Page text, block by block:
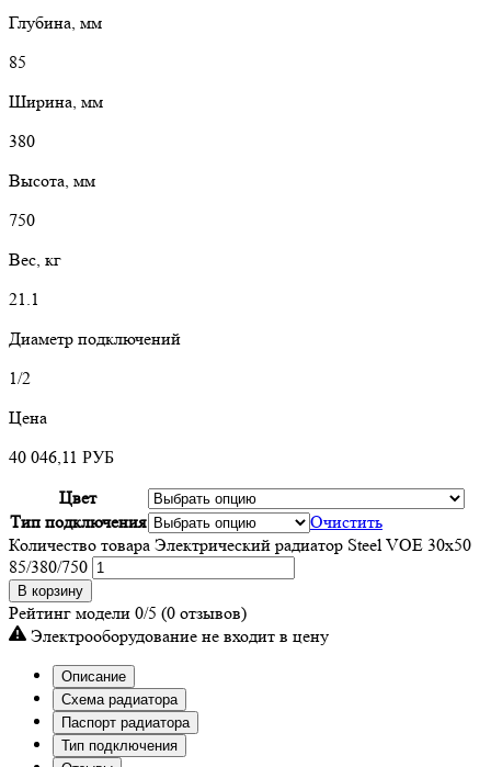
Глубина, мм
85
Ширина, мм
380
Высота, мм
750
Вес, кг
21.1
Диаметр подключений
1/2
Цена
40 046,11 РУБ
Цвет
Тип подключения
Очистить
Количество товара Электрический радиатор Steel VOE 30x50
85/380/750
В корзину
Рейтинг модели 0/5 (0 отзывов)
Электрооборудование не входит в цену
Описание
Схема радиатора
Паспорт радиатора
Тип подключения